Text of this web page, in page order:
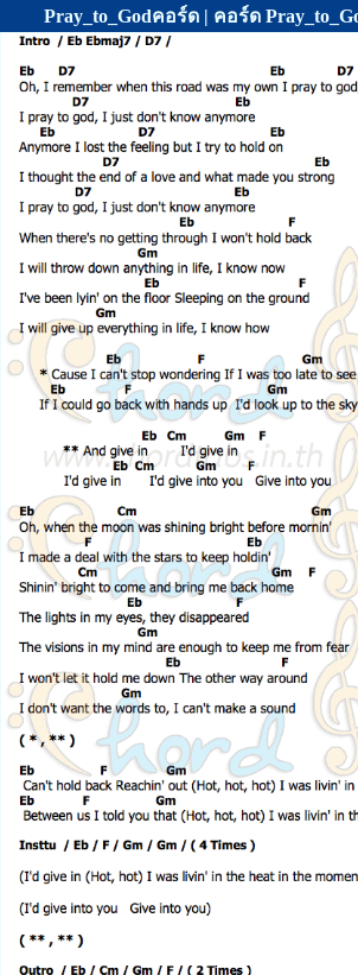
Pray_to_Godคอร์ด | คอร์ด